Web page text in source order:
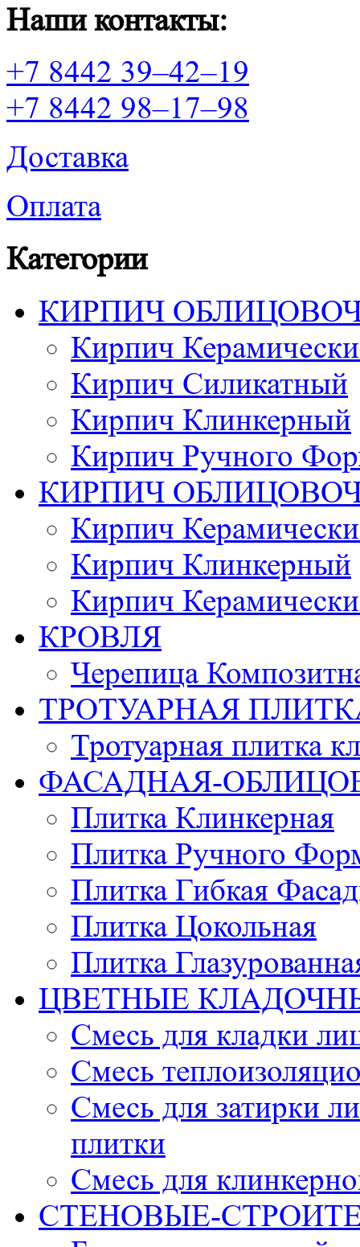
Наши контакты:
+7 8442 39–42–19
+7 8442 98–17–98
Доставка
Оплата
Категории
КИРПИЧ
Кирпич
Кирпич Силикатный
Кирпич Клинкерный
Кирпич Ручного
КИРПИЧ
Кирпич
Кирпич Клинкерный
Кирпич
КРОВЛЯ
Черепица
ТРОТУАРНАЯ
Тротуарная плитка
ФАСАДНАЯ-
Плитка Клинкерная
Плитка Ручного
Плитка Гибкая
Плитка Цокольная
Плитка
ЦВЕТНЫЕ
Смесь для кладки
Смесь
Смесь для затирки
плитки
Смесь для
СТЕНОВЫЕ-